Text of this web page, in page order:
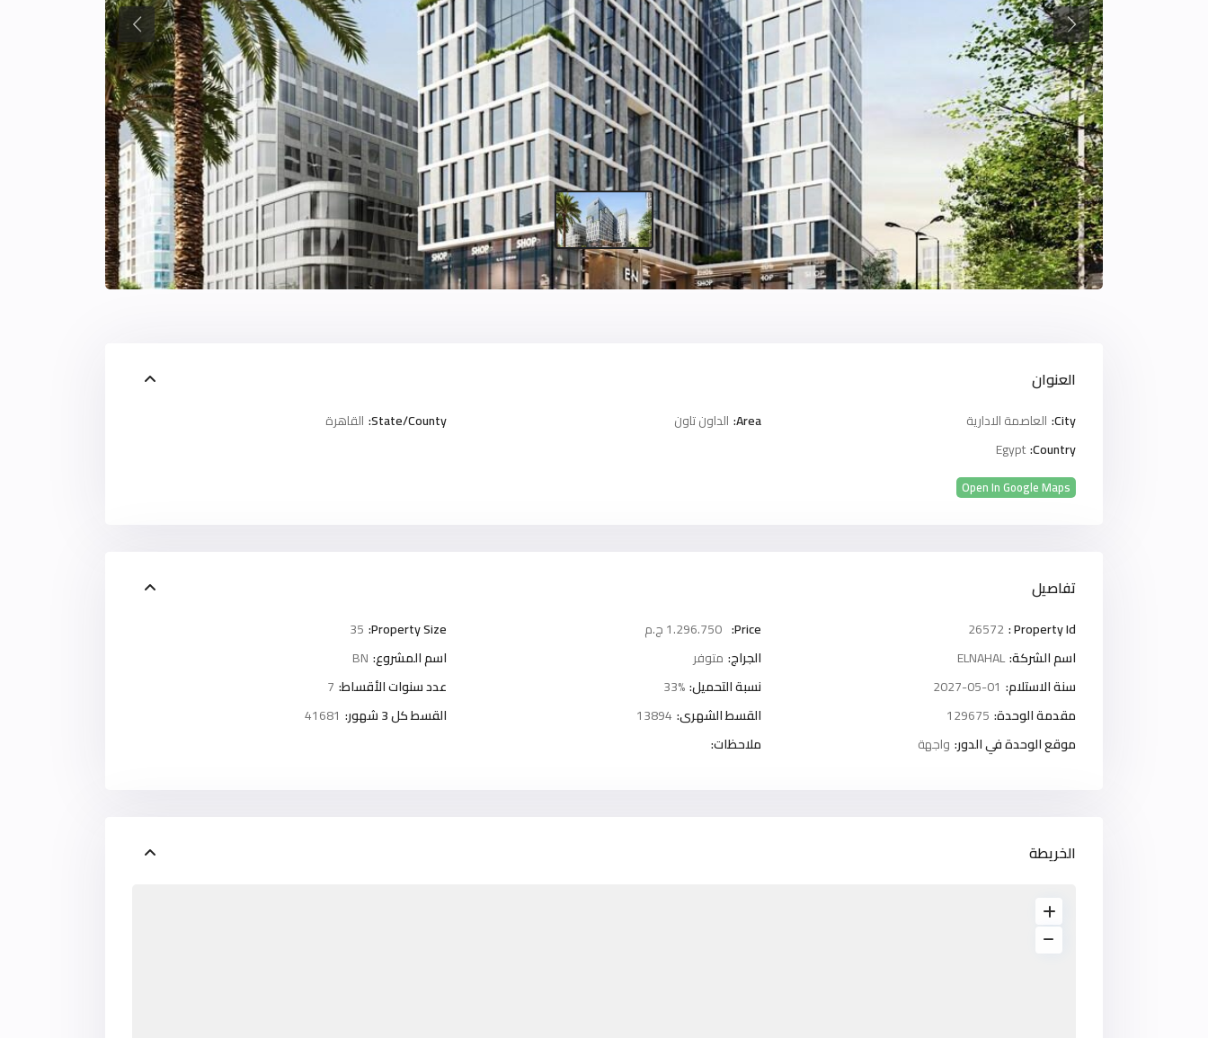
العنوان
City: العاصمة الادارية Area: الداون تاون State/County: القاهرة
Country:
Egypt
Open In Google Maps
تفاصيل
Property Id :
26572
Price:
Property Size:
35
اسم الشركة:ELNAHAL الجراج: متوفر اسم المشروع: BN
سنة الاستلام: 2027-05-01 نسبة التحميل:33% عدد سنوات الأقساط: 7
مقدمة الوحدة: 129675 القسط الشهرى: 13894 القسط كل 3 شهور:
41681
موقع الوحدة في الدور: واجهة ملاحظات:
الخريطة